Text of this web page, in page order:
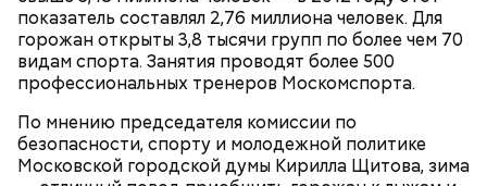
показатель составлял 2,76 миллиона человек. Для
горожан открыты 3,8 тысячи групп по более чем 70
видам спорта. Занятия проводят более 500
профессиональных тренеров Москомспорта.
По мнению председателя комиссии по
безопасности, спорту и молодежной политике
Московской городской думы Кирилла Щитова, зима
Парк Горького заслуженно называют главным
парком страны, ведь это одно из самых любимых
мест москвичей. Огромный комплекс занимает
более 219 гектаров. По нему приятно совершить
— Лично меня ничего не раздражает. Место мне
всегда уступают, — прокомментировал Геннадий,